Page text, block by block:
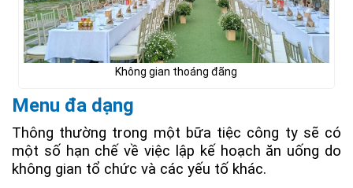
Không gian thoáng đãng
Menu đa dạng
Thông thường trong một bữa tiệc công ty sẽ có
một số hạn chế về việc lập kế hoạch ăn uống do
không gian tổ chức và các yếu tố khác.